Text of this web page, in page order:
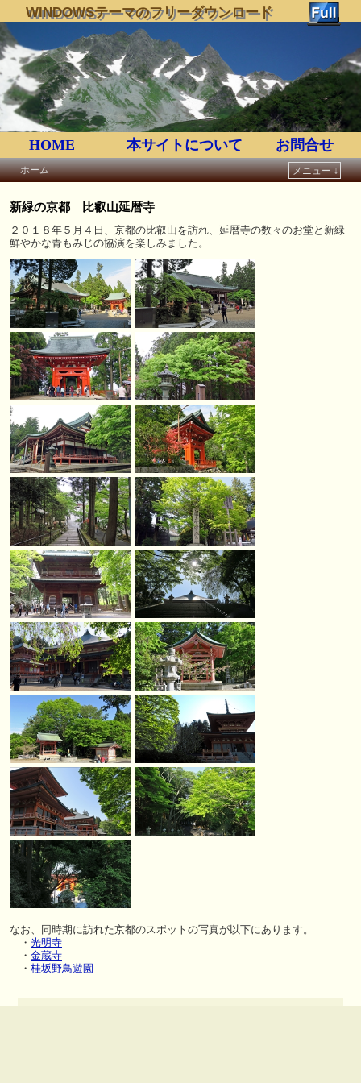
WINDOWSテーマのフリーダウンロード
HOME 本サイトについて お問合せ
ホーム
メニュー ↓
新緑の京都 比叡山延暦寺
２０１８年５月４日、京都の比叡山を訪れ、延暦寺の数々のお堂と新緑
鮮やかな青もみじの協演を楽しみました。
なお、同時期に訪れた京都のスポットの写真が以下にあります。
・ 光明寺
・ 金蔵寺
・ 桂坂野鳥遊園